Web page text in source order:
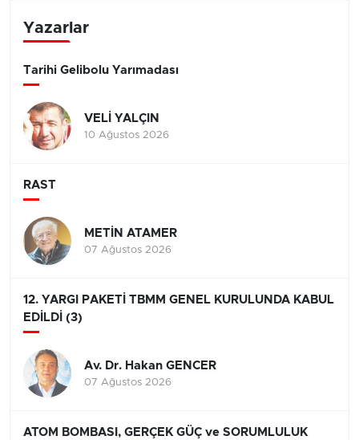
Yazarlar
Tarihi Gelibolu Yarımadası
VELİ YALÇIN
10 Ağustos 2026
RAST
METİN ATAMER
07 Ağustos 2026
12. YARGI PAKETİ TBMM GENEL KURULUNDA KABUL
EDİLDİ (3)
Av. Dr. Hakan GENCER
07 Ağustos 2026
ATOM BOMBASI, GERÇEK GÜÇ ve SORUMLULUK